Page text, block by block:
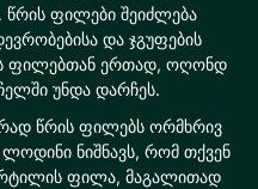
წრის ფილები შეიძლება
და ჯგუფების
ფილებთან ერთად, ოღონდ
უნდა დარჩეს.
წრის ფილებს ორმხრივ
ნიშნავს, რომ თქვენ
ფილა, მაგალითად